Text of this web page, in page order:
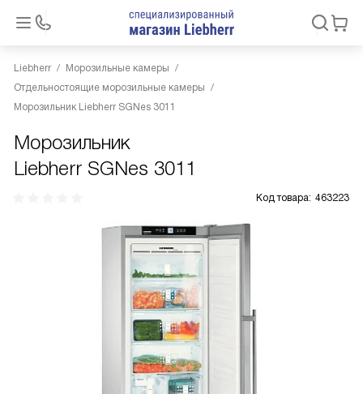
Liebherr
Морозильные камеры
Отдельностоящие морозильные камеры
Морозильник Liebherr SGNes 3011
Морозильник
Liebherr SGNes 3011
Код товара: 463223